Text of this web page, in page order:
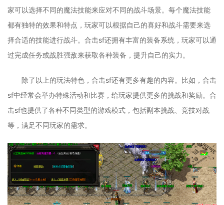
家可以选择不同的魔法技能来应对不同的战斗场景。每个魔法技能
都有独特的效果和特点，玩家可以根据自己的喜好和战斗需要来选
择合适的技能进行战斗。合击sf还拥有丰富的装备系统，玩家可以通
过完成任务或战胜强敌来获取各种装备，提升自己的实力。
除了以上的玩法特色，合击sf还有更多有趣的内容。比如，合击
sf中经常会举办特殊活动和比赛，给玩家提供更多的挑战和奖励。合
击sf也提供了各种不同类型的游戏模式，包括副本挑战、竞技对战
等，满足不同玩家的需求。